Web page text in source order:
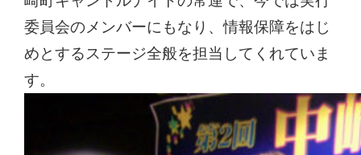
委員会のメンバーにもなり、情報保障をはじ
めとするステージ全般を担当してくれていま
す。